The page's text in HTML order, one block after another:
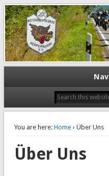
You are here: Home› Über Uns
Über Uns